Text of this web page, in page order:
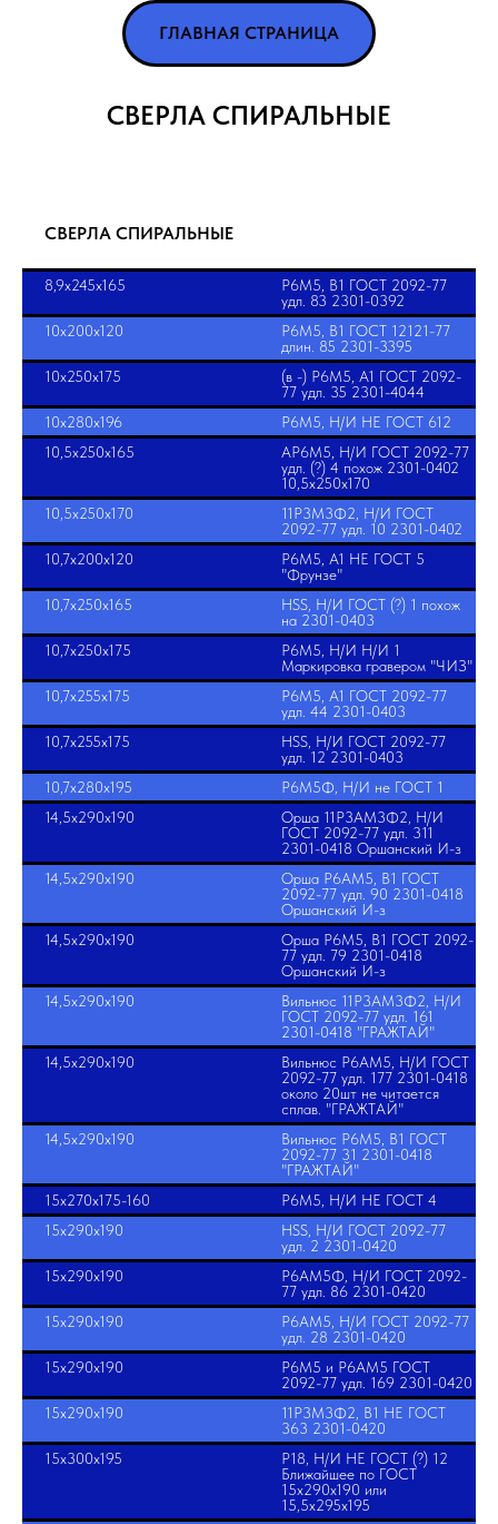
ГЛАВНАЯ СТРАНИЦА
СВЕРЛА СПИРАЛЬНЫЕ
СВЕРЛА СПИРАЛЬНЫЕ
8,9х245х165
Р6М5, В1 ГОСТ 2092-77
удл. 83 2301-0392
10х200х120
Р6М5, В1 ГОСТ 12121-77
длин. 85 2301-3395
10х250х175
(в -) Р6М5, А1 ГОСТ 2092-
77 удл. 35 2301-4044
10х280х196
Р6М5, Н/И НЕ ГОСТ 612
10,5х250х165
АР6М5, Н/И ГОСТ 2092-77
удл. (?) 4 похож 2301-0402
10,5х250х170
10,5х250х170
11Р3М3Ф2, Н/И ГОСТ
2092-77 удл. 10 2301-0402
10,7х200х120
Р6М5, А1 НЕ ГОСТ 5
"Фрунзе"
10,7х250х165
HSS, Н/И ГОСТ (?) 1 похож
на 2301-0403
10,7х250х175
Р6М5, Н/И Н/И 1
Маркировка гравером "ЧИЗ"
10,7х255х175
Р6М5, А1 ГОСТ 2092-77
удл. 44 2301-0403
10,7х255х175
HSS, Н/И ГОСТ 2092-77
удл. 12 2301-0403
10,7х280х195
Р6М5Ф, Н/И не ГОСТ 1
14,5х290х190
Орша 11Р3АМ3Ф2, Н/И
ГОСТ 2092-77 удл. 311
2301-0418 Оршанский И-з
14,5х290х190
Орша Р6АМ5, В1 ГОСТ
2092-77 удл. 90 2301-0418
Оршанский И-з
14,5х290х190
Орша Р6М5, В1 ГОСТ 2092-
77 удл. 79 2301-0418
Оршанский И-з
14,5х290х190
Вильнюс 11Р3АМ3Ф2, Н/И
ГОСТ 2092-77 удл. 161
2301-0418 "ГРАЖТАЙ"
14,5х290х190
Вильнюс Р6АМ5, Н/И ГОСТ
2092-77 удл. 177 2301-0418
около 20шт не читается
сплав. "ГРАЖТАЙ"
14,5х290х190
Вильнюс Р6М5, В1 ГОСТ
2092-77 31 2301-0418
"ГРАЖТАЙ"
15х270х175-160
Р6М5, Н/И НЕ ГОСТ 4
15х290х190
HSS, Н/И ГОСТ 2092-77
удл. 2 2301-0420
15х290х190
Р6АМ5Ф, Н/И ГОСТ 2092-
77 удл. 86 2301-0420
15х290х190
Р6АМ5, Н/И ГОСТ 2092-77
удл. 28 2301-0420
15х290х190
Р6М5 и Р6АМ5 ГОСТ
2092-77 удл. 169 2301-0420
15х290х190
11Р3М3Ф2, В1 НЕ ГОСТ
363 2301-0420
15х300х195
Р18, Н/И НЕ ГОСТ (?) 12
Ближайшее по ГОСТ
15х290х190 или
15,5х295х195